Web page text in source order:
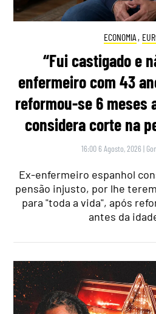
ECONOMIA ,
“Fui castigado e
enfermeiro com 43
reformou-se 6 meses
considera corte na
16:00 6 Agosto, 2026 |
Ex-enfermeiro espanhol
pensão injusto, por lhe
para "toda a vida", após
antes da